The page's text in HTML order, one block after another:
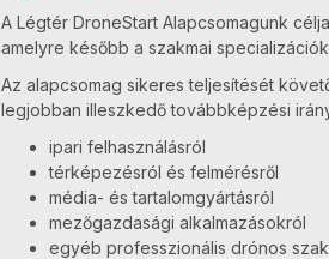
A Légtér DroneStart Alapcsomagunk
amelyre később a szakmai
Az alapcsomag sikeres teljesítését
legjobban illeszkedő továbbképzési
ipari felhasználásról
térképezésról és felmérésről
média- és tartalomgyártásról
mezőgazdasági alkalmazásokról
egyéb professzionális drónos